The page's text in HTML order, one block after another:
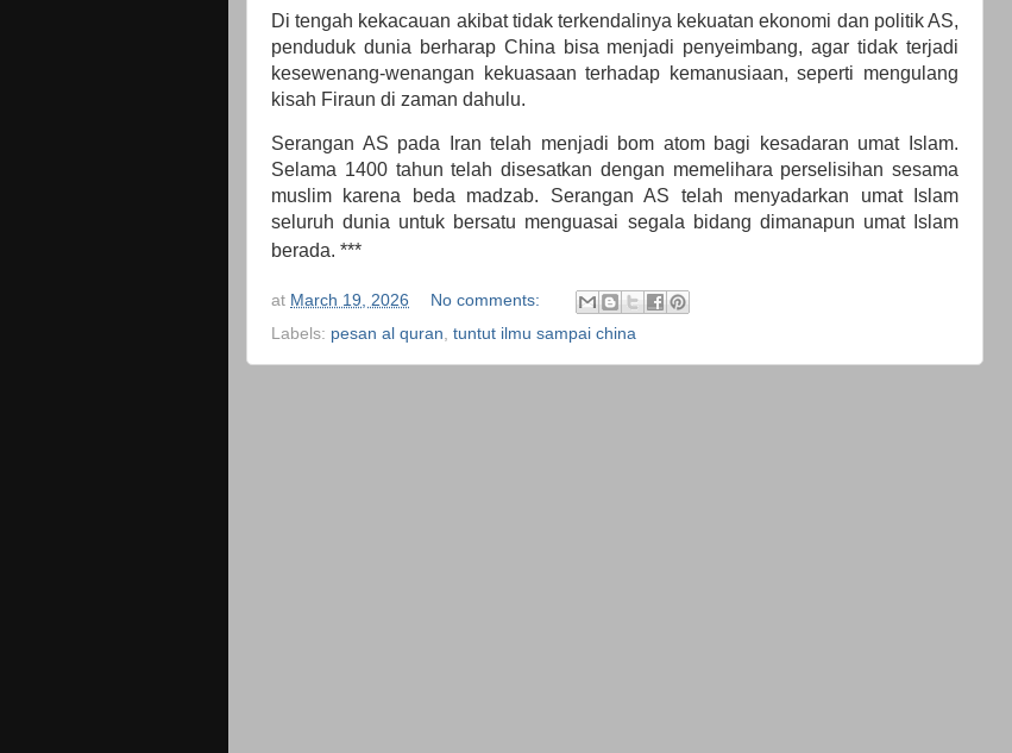
Di tengah kekacauan akibat tidak terkendalinya kekuatan ekonomi dan politik AS,
penduduk dunia berharap China bisa menjadi penyeimbang, agar tidak terjadi
kesewenang-wenangan kekuasaan terhadap kemanusiaan, seperti mengulang
kisah Firaun di zaman dahulu.
Serangan AS pada Iran telah menjadi bom atom bagi kesadaran umat Islam.
Selama 1400 tahun telah disesatkan dengan memelihara perselisihan sesama
muslim karena beda madzab. Serangan AS telah menyadarkan umat Islam
seluruh dunia untuk bersatu menguasai segala bidang dimanapun umat Islam
berada. ***
at March 19, 2026
No comments:
Labels: pesan al quran, tuntut ilmu sampai china